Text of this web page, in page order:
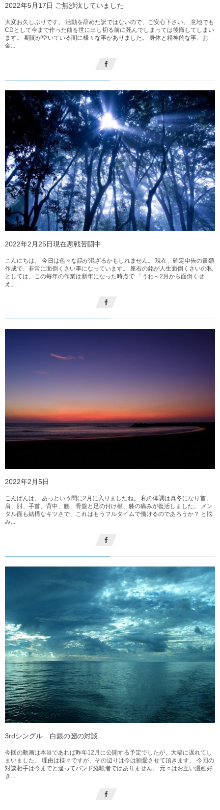
2022年5月17日 ご無沙汰していました
大変お久しぶりです。 活動を辞めた訳ではないので、ご安心下さい。 意地でも
CDとして今まで作った曲を世に出し切る前に死んでしまっては後悔してしまい
ます。 期間が空いている間に様々な事がありました。 身体と精神的な事、お
金...
2022年2月25日現在悪戦苦闘中
こんにちは。 今日は色々な話が混ざるかもしれません。 現在、確定申告の書類
作成で、非常に面倒くさい事になっています。 座右の銘が人生面倒くさいの私
としては、この毎年の作業は新年になった時点で 「うわ～2月から面倒くせ
え」...
2022年2月5日
こんばんは。 あっという間に2月に入りましたね。 私の体調は真冬になり首、
肩、肘、手首、背中、腰、骨盤と足の付け根、膝の痛みが復活しました。 メン
タル面も結構なキツさで、これはもうフルタイムで働けるのであろうか？ と悩
み...
3rdシングル 白銀の圀の対談
今回の動画は本当であれば昨年12月に公開する予定でしたが、大幅に遅れてし
まいました。 理由は様々ですが、その辺りは今は割愛させて頂きます。 今回の
対談相手は今までと違ってバンド経験者ではありません。 元々はお互い漫画好
き...